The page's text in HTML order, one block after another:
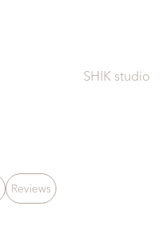
SHIK studio
Reviews